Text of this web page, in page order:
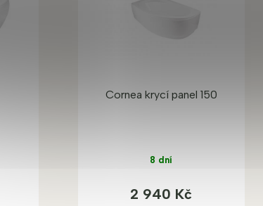
Cornea krycí panel 150
8 dní
2 940 Kč